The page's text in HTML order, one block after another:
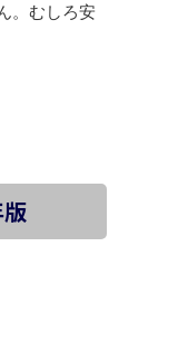
。むしろ安